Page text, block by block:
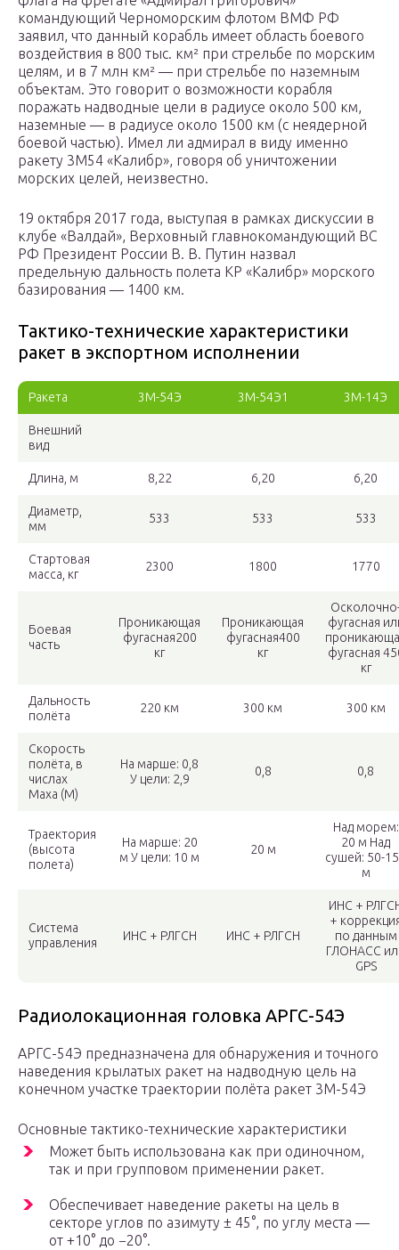
командующий Черноморским флотом ВМФ РФ
заявил, что данный корабль имеет область боевого
воздействия в 800 тыс. км² при стрельбе по морским
целям, и в 7 млн км² — при стрельбе по наземным
объектам. Это говорит о возможности корабля
поражать надводные цели в радиусе около 500 км,
наземные — в радиусе около 1500 км (с неядерной
боевой частью). Имел ли адмирал в виду именно
ракету 3М54 «Калибр», говоря об уничтожении
морских целей, неизвестно.
19 октября 2017 года, выступая в рамках дискуссии в
клубе «Валдай», Верховный главнокомандующий ВС
РФ Президент России В. В. Путин назвал
предельную дальность полета КР «Калибр» морского
базирования — 1400 км.
Тактико-технические характеристики
ракет в экспортном исполнении
Ракета 3М-54Э 3М-54Э1 3М-14Э
Внешний
вид
Длина, м 8,22 6,20 6,20
Диаметр,
мм
533 533 533
Стартовая
масса, кг
2300 1800 1770
Боевая
часть
Проникающая
фугасная200
кг
Проникающая
фугасная400
кг
фугасная
фугасная
кг
Дальность
полёта
220 км 300 км 300 км
Скорость
полёта, в
числах
Маха (М)
На марше: 0,8
У цели: 2,9
0,8 0,8
Траектория
(высота
полета)
На марше: 20
м У цели: 10 м
20 м
Над морем:
20 м Над
сушей: 50-
м
Система
управления
ИНС + РЛГСН ИНС + РЛГСН
ИНС +
+
по данным
ГЛОНАСС
GPS
Радиолокационная головка АРГС-54Э
АРГС-54Э предназначена для обнаружения и точного
наведения крылатых ракет на надводную цель на
конечном участке траектории полёта ракет 3М-54Э
Основные тактико-технические характеристики
Может быть использована как при одиночном,
так и при групповом применении ракет.
Обеспечивает наведение ракеты на цель в
секторе углов по азимуту ± 45°, по углу места —
от +10° до −20°.